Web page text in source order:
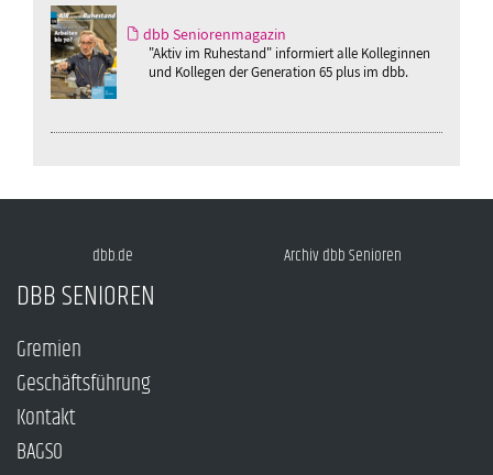
dbb Seniorenmagazin
"Aktiv im Ruhestand" informiert alle Kolleginnen
und Kollegen der Generation 65 plus im dbb.
dbb.de Archiv dbb Senioren
DBB SENIOREN
Gremien
Geschäftsführung
Kontakt
BAGSO